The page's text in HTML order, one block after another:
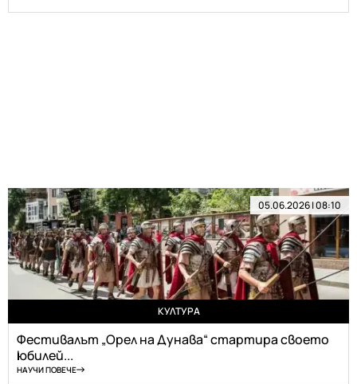
05.06.2026 | 08:10
КУЛТУРА
Фестивалът „Орел на Дунава“ стартира своето
юбилей...
НАУЧИ ПОВЕЧЕ